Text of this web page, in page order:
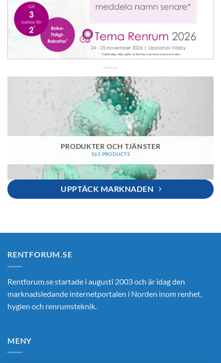
PRODUKTER OCH TJÄNSTER
562 PRODUCTS
UPPTÄCK MARKNADEN
RENTFORUM.SE
Rentforum.se startade i augusti 2003 och är idag den
marknadsledande internetportalen i Norden inom renhet,
hygien och renrumsteknik.
MENY